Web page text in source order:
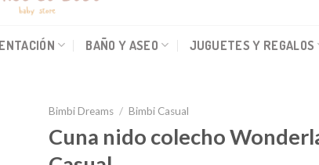
BAÑO Y ASEO JUGUETES Y REGALOS
Bimbi Dreams / Bimbi Casual
Cuna nido colecho